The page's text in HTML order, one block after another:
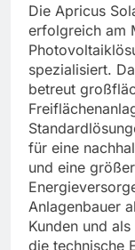
Die Apricus
erfolgreich am
spezialisiert.
betreut
für eine
und eine
Anlagenbauer
Kunden und
die technische